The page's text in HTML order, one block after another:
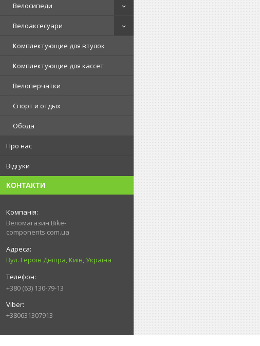
Велосипеди
Велоаксесуари
Комплектующие для втулок
Комплектующие для кассет
Велоперчатки
Спорт и отдых
Обода
Про нас
Відгуки
КОНТАКТИ
Веломагазин Bike-
components.com.ua
Вул. Героїв Дніпра, Київ, Україна
+380 (63) 130-79-13
+380631307913